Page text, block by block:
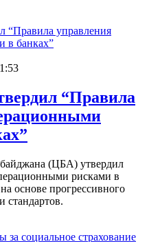
“Правила
(ЦБА) утвердил
рисками в
основе прогрессивного
стандартов.